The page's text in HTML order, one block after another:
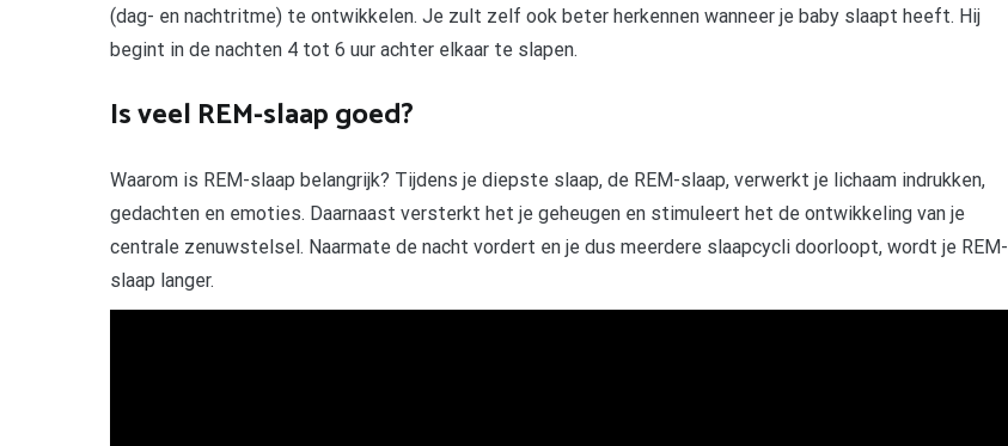
(dag- en nachtritme) te ontwikkelen. Je zult zelf ook beter herkennen wanneer je baby slaapt heeft. Hij
begint in de nachten 4 tot 6 uur achter elkaar te slapen.
Is veel REM-slaap goed?
Waarom is REM-slaap belangrijk? Tijdens je diepste slaap, de REM-slaap, verwerkt je lichaam indrukken,
gedachten en emoties. Daarnaast versterkt het je geheugen en stimuleert het de ontwikkeling van je
centrale zenuwstelsel. Naarmate de nacht vordert en je dus meerdere slaapcycli doorloopt, wordt je REM-
slaap langer.